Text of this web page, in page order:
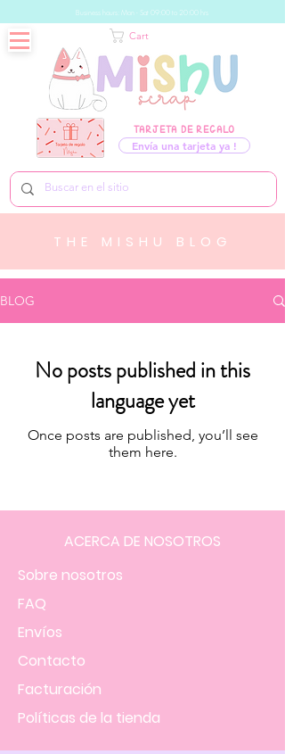
Business hours: Mon - Sat 09:00 to 20:00 hrs
TARJETA DE REGALO
Envía una tarjeta ya !
Cart
THE MISHU BLOG
BLOG
No posts published in this
language yet
Once posts are published, you’ll see
them here.
ACERCA DE NOSOTROS
Sobre nosotros
FAQ
Envíos
Contacto
Facturación
Políticas de la tienda